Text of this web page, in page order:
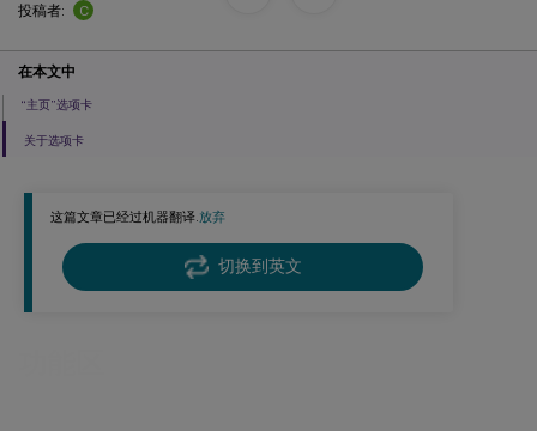
这篇文章已经过机器翻译.放弃
切换到英文
投稿者:
C
在本文中
“主页”选项卡
关于选项卡